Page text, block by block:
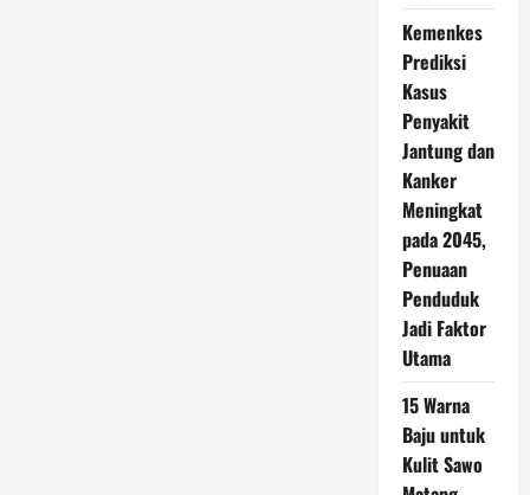
Kemenkes
Prediksi
Kasus
Penyakit
Jantung dan
Kanker
Meningkat
pada 2045,
Penuaan
Penduduk
Jadi Faktor
Utama
15 Warna
Baju untuk
Kulit Sawo